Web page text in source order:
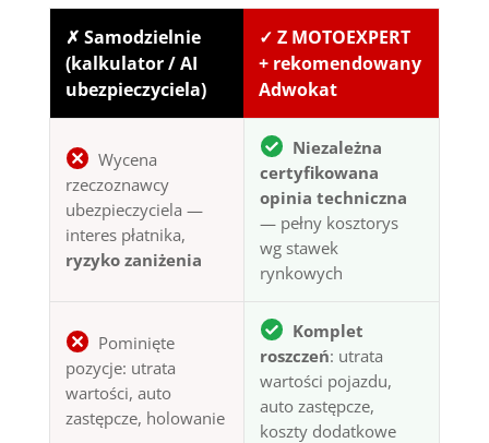
✗ Samodzielnie
(kalkulator / AI
ubezpieczyciela)
✓ Z MOTOEXPERT
+ rekomendowany
Adwokat
Wycena
rzeczoznawcy
ubezpieczyciela —
interes płatnika,
ryzyko zaniżenia
Niezależna
certyfikowana
opinia techniczna
— pełny kosztorys
wg stawek
rynkowych
Pominięte
pozycje: utrata
wartości, auto
zastępcze, holowanie
Komplet
roszczeń: utrata
wartości pojazdu,
auto zastępcze,
koszty dodatkowe